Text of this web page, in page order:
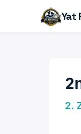
Yat
2.